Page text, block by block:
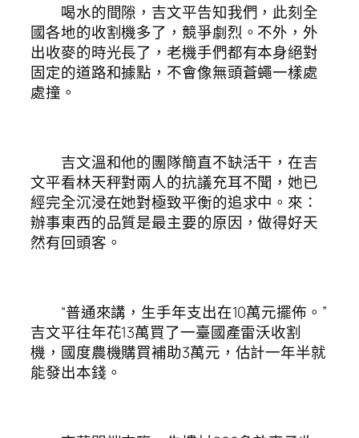
喝水的間隙，吉文平告知我們，此刻全
國各地的收割機多了，競爭劇烈。不外，外
出收麥的時光長了，老機手們都有本身絕對
固定的道路和據點，不會像無頭蒼蠅一樣處
處撞。
吉文溫和他的團隊簡直不缺活干，在吉
文平看林天秤對兩人的抗議充耳不聞，她已
經完全沉浸在她對極致平衡的追求中。來：
辦事東西的品質是最主要的原因，做得好天
然有回頭客。
“普通來講，生手年支出在10萬元擺佈。”
吉文平往年花13萬買了一臺國產雷沃收割
機，國度農機購買補助3萬元，估計一年半就
能發出本錢。